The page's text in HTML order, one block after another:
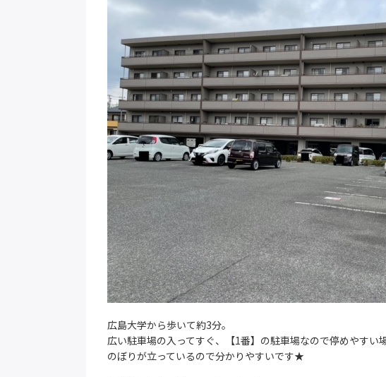
広島大学から歩いて約3分。
広い駐車場の入ってすぐ、【1番】の駐車場なので停めやすい
のぼりが立っているので分かりやすいです★